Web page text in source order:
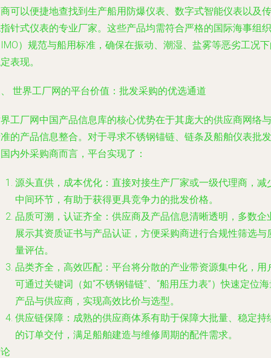
可以便捷地查找到生产船用防爆仪表、数字式智能仪表以及传
针式仪表的专业厂家。这些产品均需符合严格的国际海事组织
）规范与船用标准，确保在振动、潮湿、盐雾等恶劣工况
表现。
世界工厂网的平台价值：批发采购的优选通道
工厂网中国产品信息库的核心优势在于其庞大的供应商网络与
的产品信息整合。对于寻求不锈钢锚链、链条及船舶仪表批发
内外采购商而言，平台实现了：
源头直供，成本优化 ：直接对接生产厂家或一级代理商，减
中间环节，有助于获得更具竞争力的批发价格。
品质可溯，认证齐全 ：供应商及产品信息清晰透明，多数企
展示其资质证书与产品认证，方便采购商进行合规性筛选与
量评估。
品类齐全，高效匹配 ：平台将分散的产业带资源集中化，用
可通过关键词（如“不锈钢锚链”、“船用压力表”）快速定位
产品与供应商，实现高效比价与选型。
供应链保障 ：成熟的供应商体系有助于保障大批量、稳定持
的订单交付，满足船舶建造与维修周期的配件需求。